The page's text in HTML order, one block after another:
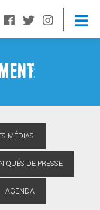
MÉDIAS
DE PRESSE
AGENDA